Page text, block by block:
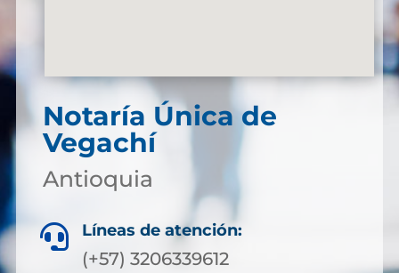
Notaría Única de
Vegachí
Antioquia
 Líneas de atención:
(+57) 3206339612